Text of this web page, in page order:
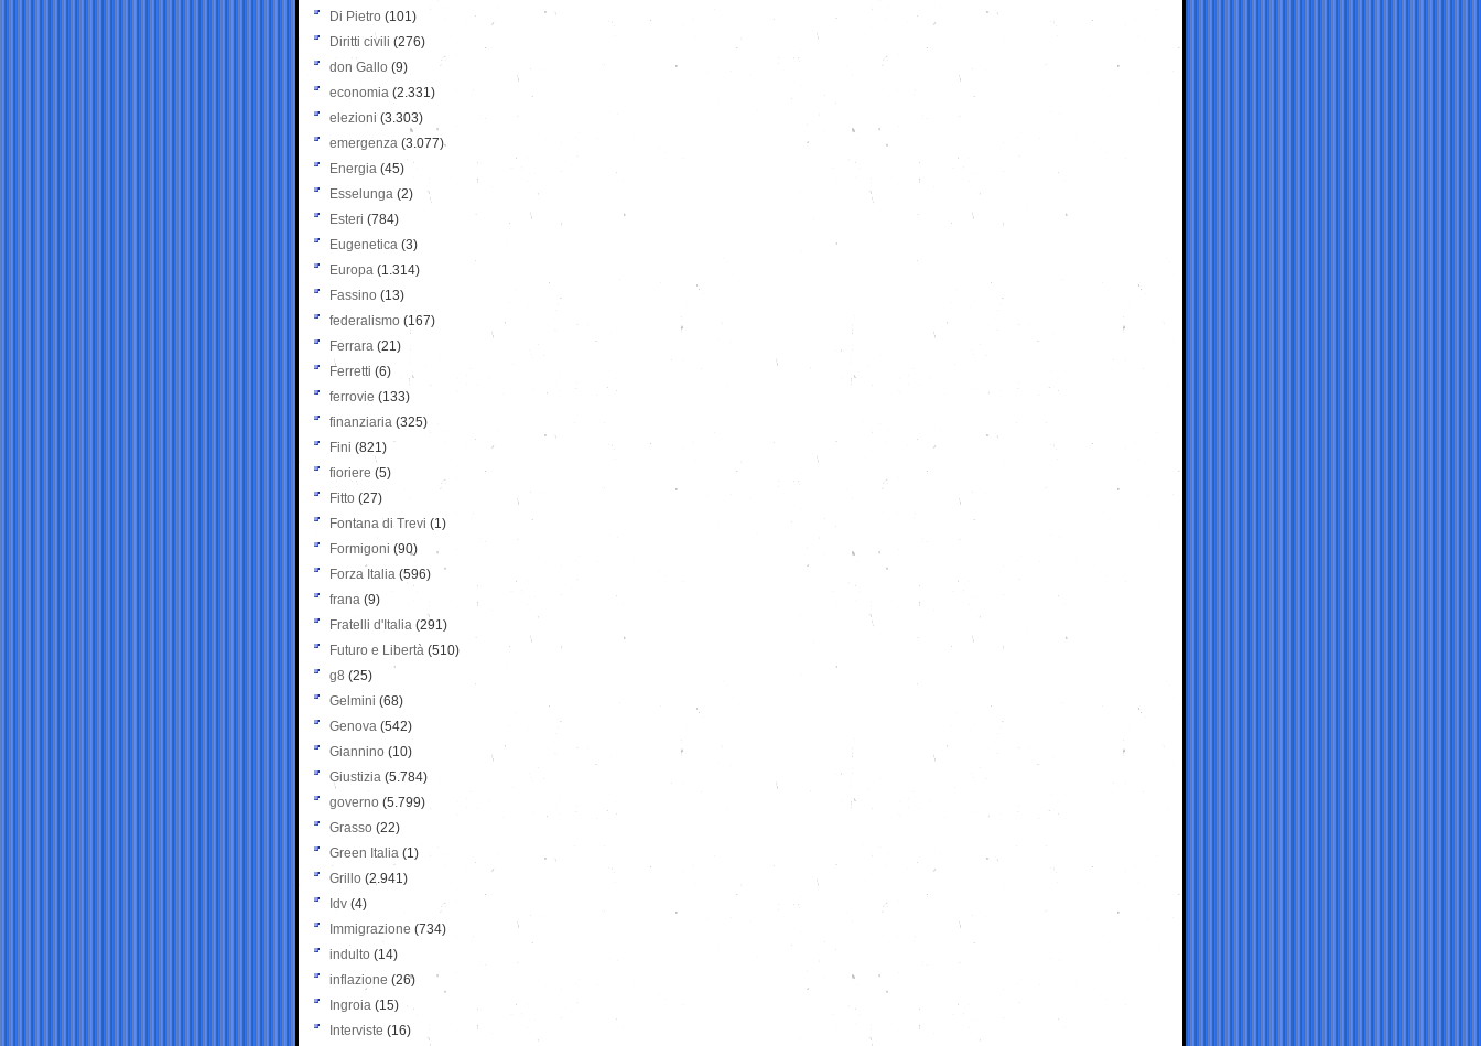
Di Pietro (101)
Diritti civili (276)
don Gallo (9)
economia (2.331)
elezioni (3.303)
emergenza (3.077)
Energia (45)
Esselunga (2)
Esteri (784)
Eugenetica (3)
Europa (1.314)
Fassino (13)
federalismo (167)
Ferrara (21)
Ferretti (6)
ferrovie (133)
finanziaria (325)
Fini (821)
fioriere (5)
Fitto (27)
Fontana di Trevi (1)
Formigoni (90)
Forza Italia (596)
frana (9)
Fratelli d'Italia (291)
Futuro e Libertà (510)
g8 (25)
Gelmini (68)
Genova (542)
Giannino (10)
Giustizia (5.784)
governo (5.799)
Grasso (22)
Green Italia (1)
Grillo (2.941)
Idv (4)
Immigrazione (734)
indulto (14)
inflazione (26)
Ingroia (15)
Interviste (16)